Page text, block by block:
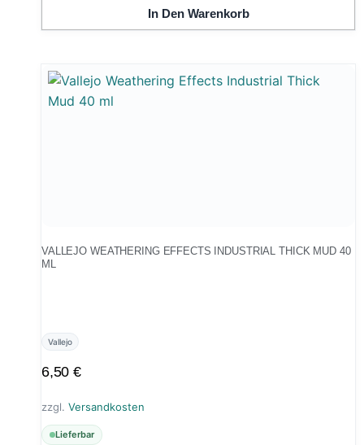
In Den Warenkorb
VALLEJO WEATHERING EFFECTS INDUSTRIAL THICK MUD 40
ML
Vallejo
6,50€
zzgl. Versandkosten
Lieferbar